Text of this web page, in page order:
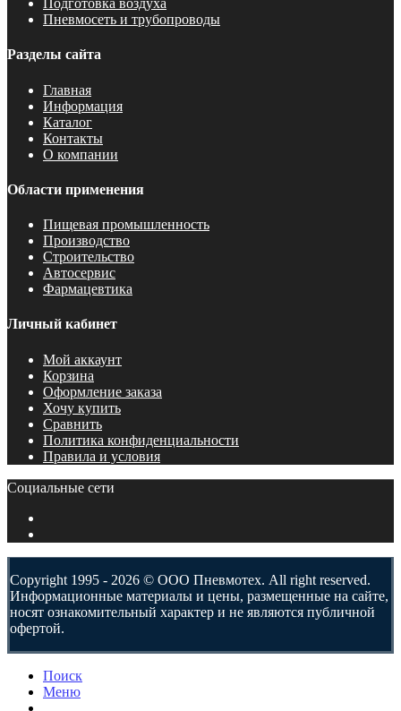
Подготовка воздуха
Пневмосеть и трубопроводы
Разделы сайта
Главная
Информация
Каталог
Контакты
О компании
Области применения
Пищевая промышленность
Производство
Строительство
Автосервис
Фармацевтика
Личный кабинет
Мой аккаунт
Корзина
Оформление заказа
Хочу купить
Сравнить
Политика конфиденциальности
Правила и условия
Социальные сети
Copyright 1995 - 2026 © ООО Пневмотех. All right reserved.
Информационные материалы и цены, размещенные на сайте,
носят ознакомительный характер и не являются публичной
офертой.
Поиск
Меню